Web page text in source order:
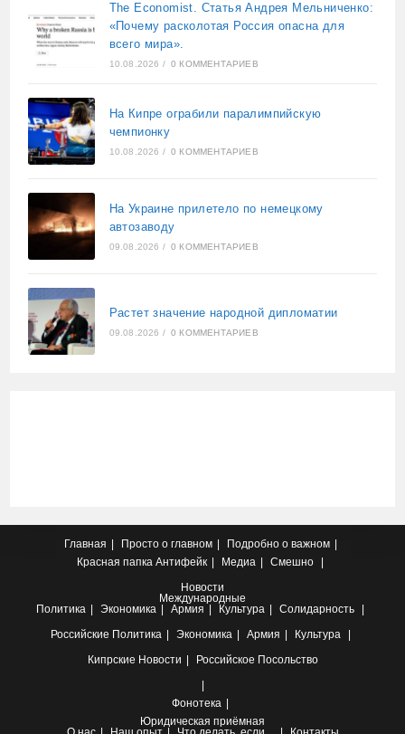
The Economist. Статья Андрея Мельниченко:
«Почему расколотая Россия опасна для
всего мира».
10.08.2026 / 0 КОММЕНТАРИЕВ
На Кипре ограбили паралимпийскую
чемпионку
10.08.2026 / 0 КОММЕНТАРИЕВ
На Украине прилетело по немецкому
автозаводу
09.08.2026 / 0 КОММЕНТАРИЕВ
Растет значение народной дипломатии
09.08.2026 / 0 КОММЕНТАРИЕВ
Главная Просто о главном
Подробно о важном
Красная папка Антифейк Медиа
Смешно
Новости
Международные
Политика
Экономика Армия Культура
Солидарность
Российские Политика Экономика Армия
Культура
Кипрские Новости Российское Посольство
Фонотека
Юридическая приёмная